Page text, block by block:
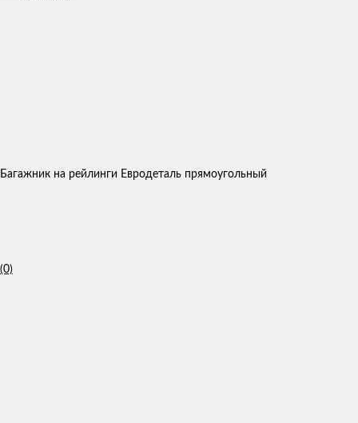
Багажник на рейлинги Евродеталь прямоугольный
(0)